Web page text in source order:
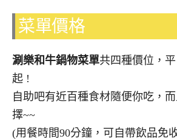
菜單價格
涮樂和牛鍋物菜單共四種價位，
起 !
自助吧有近百種食材隨便你吃，
擇~~
(用餐時間90分鐘，可自帶飲品免